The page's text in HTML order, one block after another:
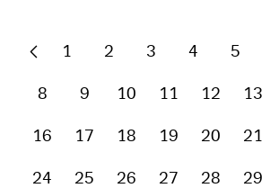
1 2 3 4 5
8 9 10 11 12 13
16 17 18 19 20 21
24 25 26 27 28 29